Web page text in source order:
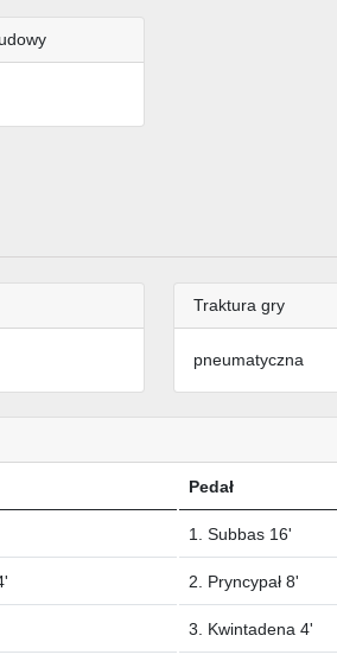
Traktura gry
pneumatyczna
Pedał
1. Subbas 16'
2. Pryncypał 8'
3. Kwintadena 4'